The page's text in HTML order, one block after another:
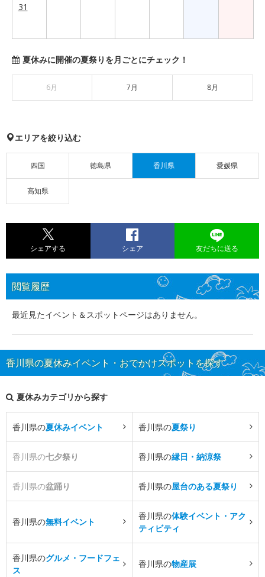
31
夏休みに開催の夏祭りを月ごとにチェック！
6月 7月 8月
エリアを絞り込む
四国 徳島県 香川県 愛媛県
高知県
シェアする シェア 友だちに送る
閲覧履歴
最近見たイベント＆スポットページはありません。
香川県の夏休みイベント・おでかけスポットを探す
夏休みカテゴリから探す
香川県の夏休みイベント 香川県の夏祭り
香川県の七夕祭り 香川県の縁日・納涼祭
香川県の盆踊り 香川県の屋台のある夏祭り
香川県の無料イベント
香川県の体験イベント・アク
ティビティ
香川県のグルメ・フードフェ
ス
香川県の物産展